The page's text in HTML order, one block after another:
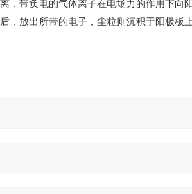
，带负电的气体离子在电场力的作用下向
，放出所带的电子，尘粒则沉积于阳极板